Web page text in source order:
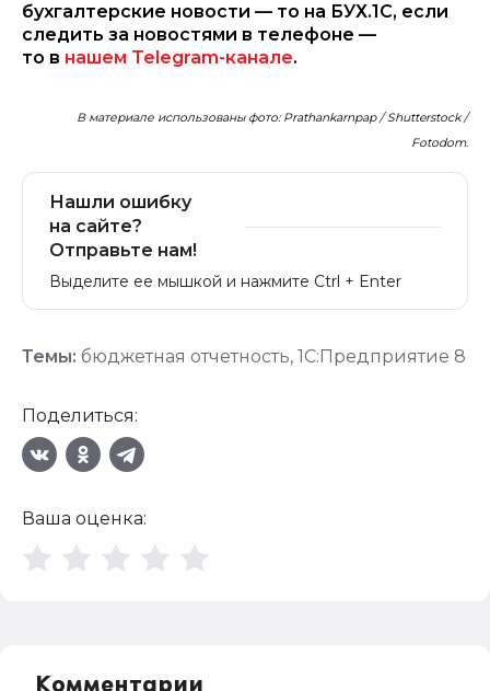
бухгалтерские новости — то на БУХ.1С, если
следить за новостями в телефоне —
то в нашем Telegram-канале.
В материале использованы фото: Prathankarnpap / Shutterstock /
Fotodom.
Нашли ошибку
на сайте?
Отправьте нам!
Выделите ее мышкой и нажмите Ctrl + Enter
Темы: бюджетная отчетность, 1С:Предприятие 8
Поделиться:
Ваша оценка:
Комментарии